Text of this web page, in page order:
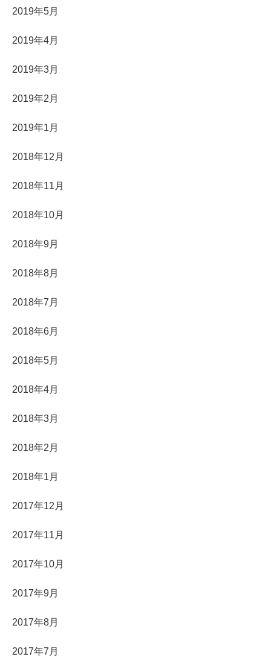
2019年5月
2019年4月
2019年3月
2019年2月
2019年1月
2018年12月
2018年11月
2018年10月
2018年9月
2018年8月
2018年7月
2018年6月
2018年5月
2018年4月
2018年3月
2018年2月
2018年1月
2017年12月
2017年11月
2017年10月
2017年9月
2017年8月
2017年7月